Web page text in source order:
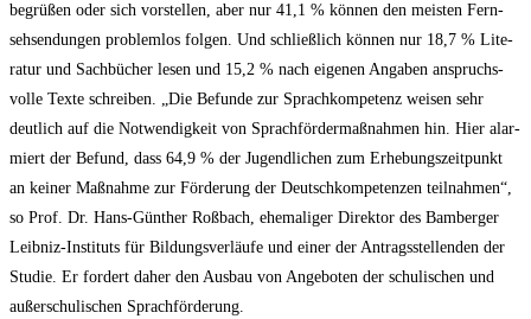
begrü­ßen oder sich vor­stel­len, aber nur 41,1 % kön­nen den meis­ten Fern­
seh­sen­dun­gen pro­blem­los fol­gen. Und schließ­lich kön­nen nur 18,7 % Lite­
ra­tur und Sach­bü­cher lesen und 15,2 % nach eige­nen Anga­ben anspruchs­
vol­le Tex­te schrei­ben. „Die Befun­de zur Sprach­kom­pe­tenz wei­sen sehr
deut­lich auf die Not­wen­dig­keit von Sprach­för­der­maß­nah­men hin. Hier alar­
miert der Befund, dass 64,9 % der Jugend­li­chen zum Erhe­bungs­zeit­punkt
an kei­ner Maß­nah­me zur För­de­rung der Deutsch­kom­pe­ten­zen teil­nah­men“,
so Prof. Dr. Hans-Gün­ther Roß­bach, ehe­ma­li­ger Direk­tor des Bam­ber­ger
Leib­niz-Insti­tuts für Bil­dungs­ver­läu­fe und einer der Antrags­stel­len­den der
Stu­die. Er for­dert daher den Aus­bau von Ange­bo­ten der schu­li­schen und
außer­schu­li­schen Sprachförderung.